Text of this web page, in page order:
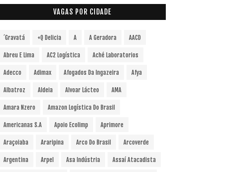
VAGAS POR CIDADE
´Gravatá +Q Delicia A A Geradora AACD
Abreu E Lima AC2 Logística Aché Laboratorios
Adecco Adimax Afogados Da Ingazeira Afya
Albatroz Aldeia Alvoar Lácteo AMA
Amara Nzero Amazon Logística Do Brasil
Americanas S.A Apoio Ecolimp Aprimore
Araçoiaba Araripina Arco Do Brasil Arcoverde
Argentina Arpel Asa Indústria Assaí Atacadista